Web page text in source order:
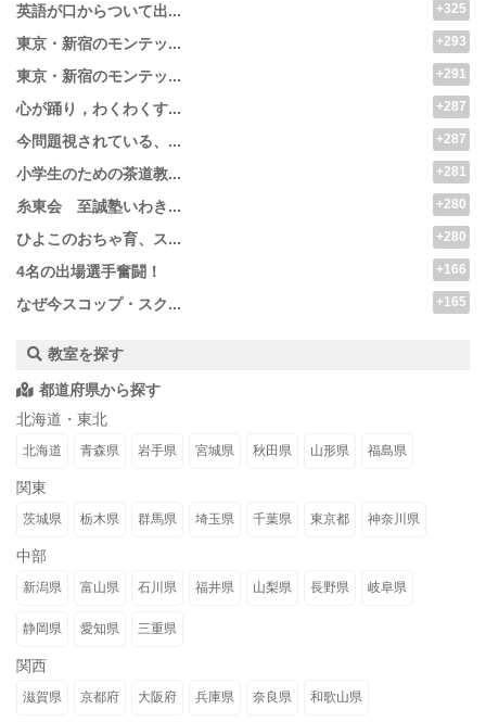
英語が口からついて出... +325
東京・新宿のモンテッ... +293
東京・新宿のモンテッ... +291
心が踊り，わくわくす... +287
今問題視されている、... +287
小学生のための茶道教... +281
糸東会 至誠塾いわき... +280
ひよこのおちゃ育、ス... +280
4名の出場選手奮闘！ +166
なぜ今スコップ・スク... +165
教室を探す
都道府県から探す
北海道・東北
北海道 青森県 岩手県 宮城県 秋田県 山形県 福島県
関東
茨城県 栃木県 群馬県 埼玉県 千葉県 東京都 神奈川県
中部
新潟県 富山県 石川県 福井県 山梨県 長野県 岐阜県
静岡県 愛知県 三重県
関西
滋賀県 京都府 大阪府 兵庫県 奈良県 和歌山県